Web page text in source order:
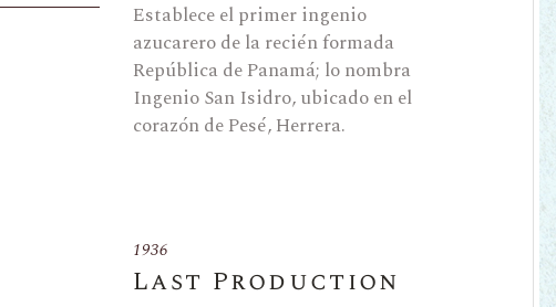
Establece el primer ingenio
azucarero de la recién formada
República de Panamá; lo nombra
Ingenio San Isidro, ubicado en el
corazón de Pesé, Herrera.
1936
Last Production